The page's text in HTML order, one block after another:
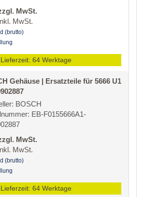
MwSt.
MwSt.
(brutto)
Lieferzeit: 64 Werktage
Gehäuse | Ersatzteile für 5666 U1
BOSCH
EB-F0155666A1-
MwSt.
MwSt.
(brutto)
Lieferzeit: 64 Werktage